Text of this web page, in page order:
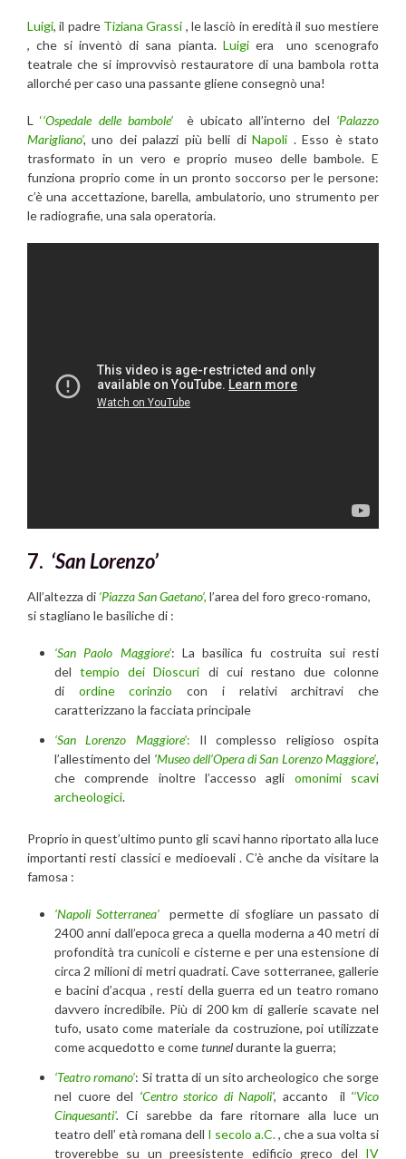
Luigi, il padre Tiziana Grassi , le lasciò in eredità il suo mestiere
, che si inventò di sana pianta. Luigi era uno scenografo
teatrale che si improvvisò restauratore di una bambola rotta
allorché per caso una passante gliene consegnò una!
L‘‘Ospedale delle bambole’ è ubicato all’interno del ‘Palazzo
Marigliano’, uno dei palazzi più belli diNapoli . Esso è stato
trasformato in un vero e proprio museo delle bambole. E
funziona proprio come in un pronto soccorso per le persone:
c’è una accettazione, barella, ambulatorio, uno strumento per
le radiografie, una sala operatoria.
7. ‘San Lorenzo’
All’altezza di ‘Piazza San Gaetano’, l’area del foro greco-romano,
si stagliano le basiliche di :
‘San Paolo Maggiore’: La basilica fu costruita sui resti
deltempio dei Dioscuri di cui restano due colonne
di ordine corinzio con i relativi architravi che
caratterizzano la facciata principale
‘San Lorenzo Maggiore’: Il complesso religioso ospita
l’allestimento del ‘Museo dell’Opera di San Lorenzo Maggiore’,
che comprende inoltre l’accesso agli omonimi scavi
archeologici.
Proprio in quest’ultimo punto gli scavi hanno riportato alla luce
importanti resti classici e medioevali . C’è anche da visitare la
famosa :
‘Napoli Sotterranea’
permette di sfogliare un passato di
2400 anni dall’epoca greca a quella moderna a 40 metri di
profondità tra cunicoli e cisterne e per una estensione di
circa 2 milioni di metri quadrati. Cave sotterranee, gallerie
e bacini d’acqua , resti della guerra ed un teatro romano
davvero incredibile. Più di 200 km di gallerie scavate nel
tufo, usato come materiale da costruzione, poi utilizzate
come acquedotto e cometunneldurante la guerra;
‘Teatro romano’: Si tratta di un sito archeologico che sorge
nel cuore del ‘Centro storico di Napoli‘, accanto il ‘‘Vico
Cinquesanti’.Ci sarebbe da fare ritornare alla luce un
teatro dell’ età romana dell I secolo a.C., che a sua volta si
troverebbe su un preesistente edificio greco del IV